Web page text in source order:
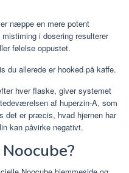
næppe en mere potent
i dosering resulterer
følelse oppustet.
allerede er hooked på kaffe.
hver flaske, giver systemet
af ​​huperzin-A, som
det er præcis, hvad hjernen har
kan påvirke negativt.